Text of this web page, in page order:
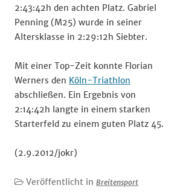
2:43:42h den achten Platz. Gabriel
Penning (M25) wurde in seiner
Altersklasse in 2:29:12h Siebter.
Mit einer Top-Zeit konnte Florian
Werners den Köln-Triathlon
abschließen. Ein Ergebnis von
2:14:42h langte in einem starken
Starterfeld zu einem guten Platz 45.
(2.9.2012/jokr)
Veröffentlicht in Breitensport